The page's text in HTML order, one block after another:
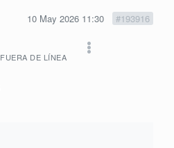
10 May 2026 11:30 #193916
FUERA DE LÍNEA